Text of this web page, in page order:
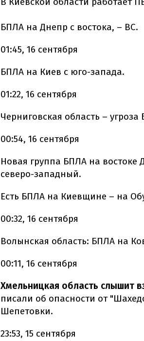
БПЛА на Днепр с востока, – ВС.
01:45, 16 сентября
БПЛА на Киев с юго-запада.
01:22, 16 сентября
Черниговская область –
00:54, 16 сентября
Новая группа БПЛА на востоке
северо-западный.
Есть БПЛА на Киевщине – на
00:32, 16 сентября
Волынская область: БПЛА на
00:11, 16 сентября
Хмельницкая область слышит
писали об опасности от
Шепетовки.
23:53, 15 сентября